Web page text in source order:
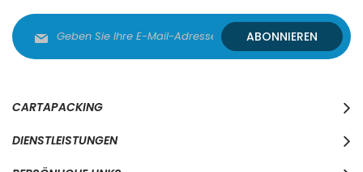
Sie
sich
ABONNIEREN
CARTAPACKING
DIENSTLEISTUNGEN